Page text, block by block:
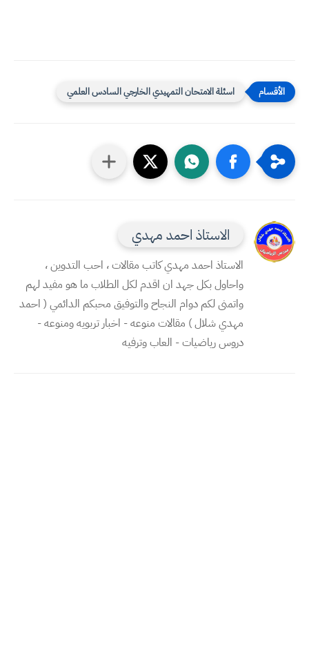
اسئلة الامتحان التمهيدي الخارجي السادس العلمي
الاستاذ احمد مهدي
الاستاذ احمد مهدي كاتب مقالات ، احب التدوين ،
واحاول بكل جهد ان اقدم لكل الطلاب ما هو مفيد لهم
واتمنى لكم دوام النجاح والتوفيق محبكم الدائمي ( احمد
مهدي شلال ) مقالات منوعه - اخبار تربويه ومنوعه -
دروس رياضيات - العاب وترفيه